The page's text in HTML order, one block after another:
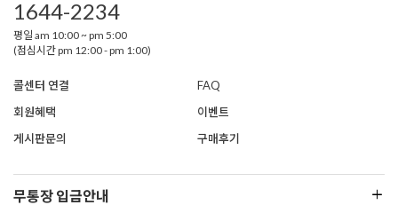
1644-2234
평일 am 10:00 ~ pm 5:00
(점심시간 pm 12:00 - pm 1:00)
콜센터 연결
FAQ
회원혜택
이벤트
게시판문의
구매후기
무통장 입금안내